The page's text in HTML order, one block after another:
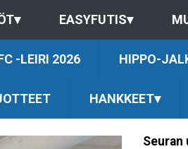
▾ EASYFUTIS▾
-LEIRI 2026 HIPPO-
HANKKEET▾
Seuran